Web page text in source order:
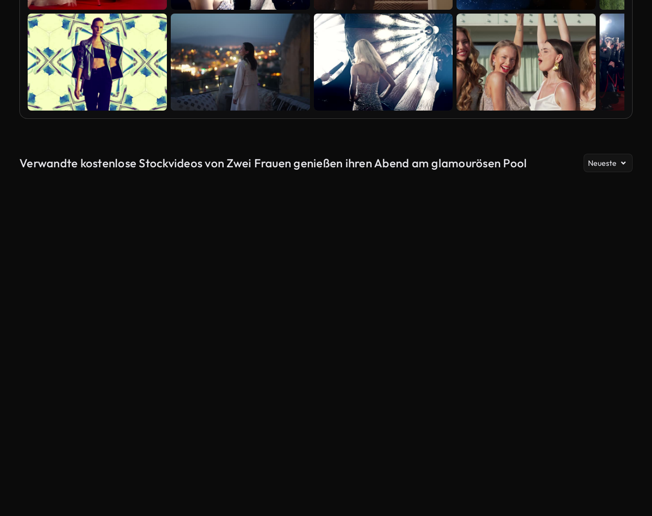
Verwandte kostenlose Stockvideos von Zwei Frauen genießen ihren Abend am glamourösen Pool Neueste